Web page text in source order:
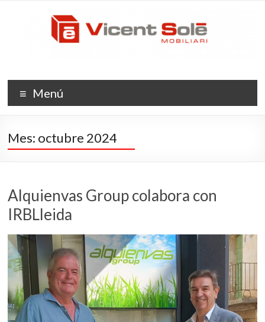
Vicent
evolución
Menú
Mes: octubre 2024
Alquienvas Group colabora con
IRBLleida